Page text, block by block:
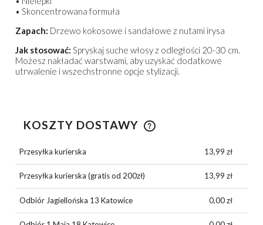
• Skoncentrowana formuła
Zapach: Drzewo kokosowe i sandałowe z nutami irysa
Jak stosować: Spryskaj suche włosy z odległości 20-30 cm.
Możesz nakładać warstwami, aby uzyskać dodatkowe
utrwalenie i wszechstronne opcje stylizacji.
KOSZTY DOSTAWY
CENA NIE ZAWIERA EWENTUALNYCH KOSZTÓW
Przesyłka kurierska
13,99 zł
Przesyłka kurierska (gratis od 200zł) 13,99 zł
Odbiór Jagiellońska 13 Katowice 0,00 zł